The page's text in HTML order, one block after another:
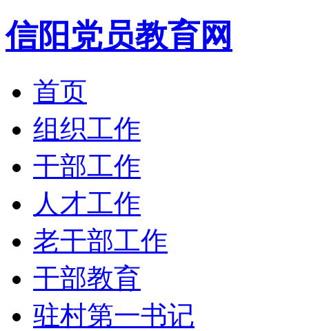
信阳党员教育网
首页
组织工作
干部工作
人才工作
老干部工作
干部教育
驻村第一书记